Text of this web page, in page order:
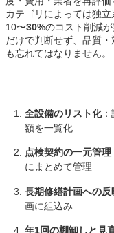
カテゴリによっては独立
10〜30%のコスト削減
だけで判断せず、品質
も忘れてはなりません。
全設備のリスト化：
額を一覧化
点検契約の一元管理
にまとめて管理
長期修繕計画への反
画に組込み
年1回の棚卸しと見